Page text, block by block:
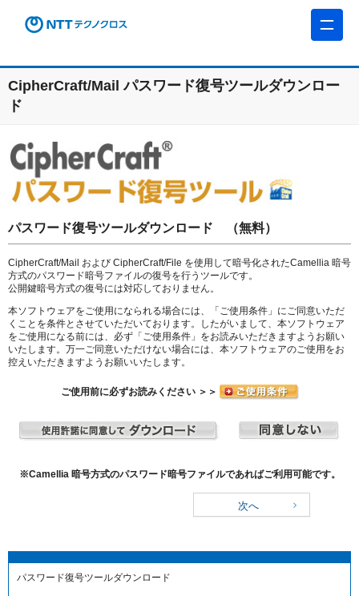
CipherCraft/Mail パスワード復号ツールダウンロー
ド
パスワード復号ツールダウンロード （無料）
CipherCraft/Mail および CipherCraft/File を使用して暗号化されたCamellia 暗号
方式のパスワード暗号ファイルの復号を行うツールです。
公開鍵暗号方式の復号には対応しておりません。
本ソフトウェアをご使用になられる場合には、「ご使用条件」にご同意いただ
くことを条件とさせていただいております。したがいまして、本ソフトウェア
をご使用になる前には、必ず「ご使用条件」をお読みいただきますようお願い
いたします。万一ご同意いただけない場合には、本ソフトウェアのご使用をお
控えいただきますようお願いいたします。
ご使用前に必ずお読みください ＞＞
※Camellia 暗号方式のパスワード暗号ファイルであればご利用可能です。
次へ
パスワード復号ツールダウンロード